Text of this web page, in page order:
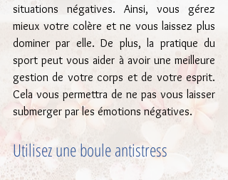
situations négatives. Ainsi, vous gérez
mieux votre colère et ne vous laissez plus
dominer par elle. De plus, la pratique du
sport peut vous aider à avoir une meilleure
gestion de votre corps et de votre esprit.
Cela vous permettra de ne pas vous laisser
submerger par les émotions négatives.
Utilisez une boule antistress